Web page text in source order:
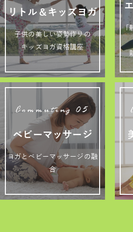
リトル＆キッズヨガ
子供の美しい姿勢作りの
キッズヨガ資格講座
「
Commuting 05
ベビーマッサージ
ヨガとベビーマッサージの融
合